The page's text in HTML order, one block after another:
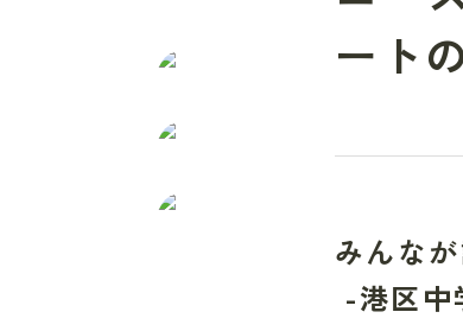
ート
みんな
-港区